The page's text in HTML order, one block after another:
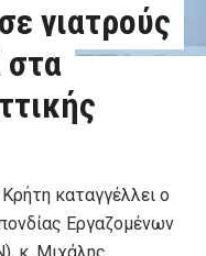
γιατρούς
στα
καταγγέλλει ο
Εργαζομένων